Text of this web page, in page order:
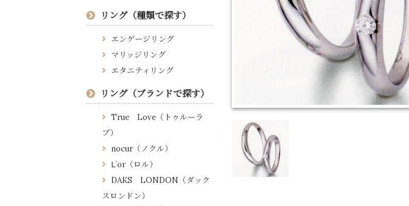
リング（種類で探す）
エンゲージリング
マリッジリング
エタニティリング
リング（ブランドで探す）
True Love（トゥルーラ
ブ）
nocur（ノクル）
Ⅼ´or（ロル）
DAKS LONDON（ダック
スロンドン）